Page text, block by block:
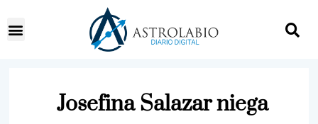
Josefina Salazar niega